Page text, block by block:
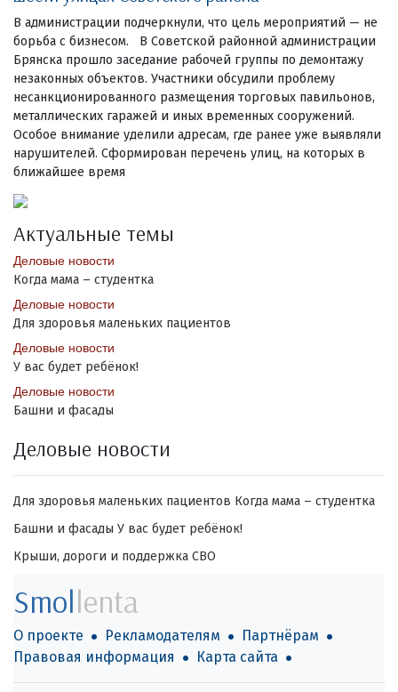
В администрации подчеркнули, что цель мероприятий — не
борьба с бизнесом. В Советской районной администрации
Брянска прошло заседание рабочей группы по демонтажу
незаконных объектов. Участники обсудили проблему
несанкционированного размещения торговых павильонов,
металлических гаражей и иных временных сооружений.
Особое внимание уделили адресам, где ранее уже выявляли
нарушителей. Сформирован перечень улиц, на которых в
ближайшее время
Актуальные темы
Деловые новости
Когда мама – студентка
Деловые новости
Для здоровья маленьких пациентов
Деловые новости
У вас будет ребёнок!
Деловые новости
Башни и фасады
Деловые новости
Для здоровья маленьких пациентов Когда мама – студентка
Башни и фасады У вас будет ребёнок!
Крыши, дороги и поддержка СВО
Smollenta
О проекте Рекламодателям
Партнёрам
Правовая информация
Карта сайта